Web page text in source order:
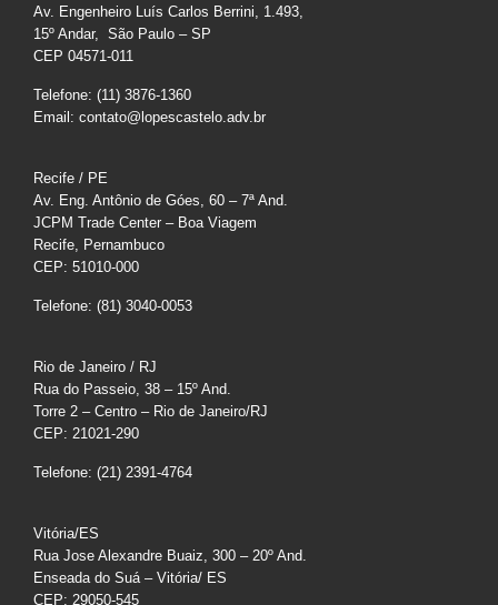
Av. Engenheiro Luís Carlos Berrini, 1.493,
15º Andar, São Paulo – SP
CEP 04571-011
Telefone: (11) 3876-1360
Email: contato@lopescastelo.adv.br
Recife / PE
Av. Eng. Antônio de Góes, 60 – 7ª And.
JCPM Trade Center – Boa Viagem
Recife, Pernambuco
CEP: 51010-000
Telefone: (81) 3040-0053
Rio de Janeiro / RJ
Rua do Passeio, 38 – 15º And.
Torre 2 – Centro – Rio de Janeiro/RJ
CEP: 21021-290
Telefone: (21) 2391-4764
Vitória/ES
Rua Jose Alexandre Buaiz, 300 – 20º And.
Enseada do Suá – Vitória/ ES
CEP: 29050-545